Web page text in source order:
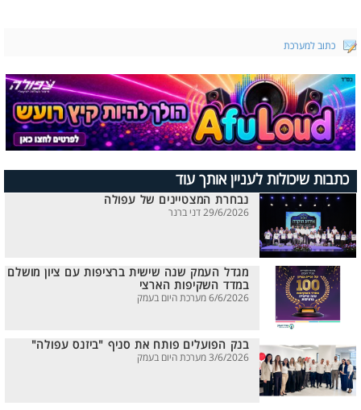
כתוב למערכת
כתבות שיכולות לעניין אותך עוד
נבחרת המצטיינים של עפולה
29/6/2026 דני ברנר
מגדל העמק שנה שישית ברציפות עם ציון מושלם
במדד השקיפות הארצי
6/6/2026 מערכת היום בעמק
בנק הפועלים פותח את סניף "ביזנס עפולה"
3/6/2026 מערכת היום בעמק